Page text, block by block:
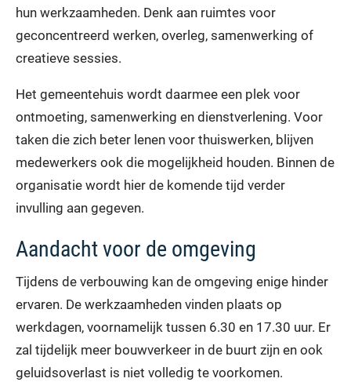
hun werkzaamheden. Denk aan ruimtes voor
geconcentreerd werken, overleg, samenwerking of
creatieve sessies.
Het gemeentehuis wordt daarmee een plek voor
ontmoeting, samenwerking en dienstverlening. Voor
taken die zich beter lenen voor thuiswerken, blijven
medewerkers ook die mogelijkheid houden. Binnen de
organisatie wordt hier de komende tijd verder
invulling aan gegeven.
Aandacht voor de omgeving
Tijdens de verbouwing kan de omgeving enige hinder
ervaren. De werkzaamheden vinden plaats op
werkdagen, voornamelijk tussen 6.30 en 17.30 uur. Er
zal tijdelijk meer bouwverkeer in de buurt zijn en ook
geluidsoverlast is niet volledig te voorkomen.